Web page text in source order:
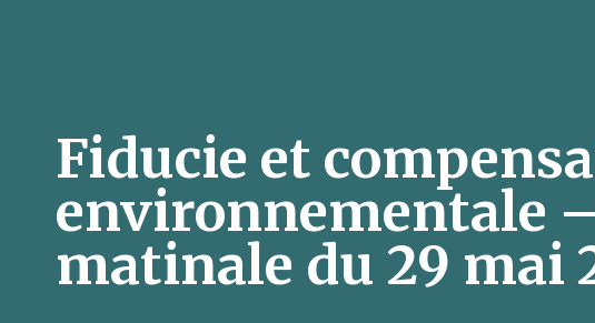
Fiducie et
environnementale –
matinale du 29 mai